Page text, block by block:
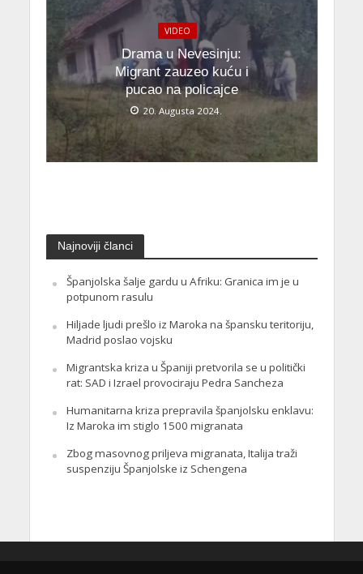
VIDEO
Drama u Nevesinju:
Migrant zauzeo kuću i
pucao na policajce
20. Augusta 2024.
Najnoviji članci
Španjolska šalje gardu u Afriku: Granica im je u
potpunom rasulu
Hiljade ljudi prešlo iz Maroka na špansku teritoriju,
Madrid poslao vojsku
Migrantska kriza u Španiji pretvorila se u politički
rat: SAD i Izrael provociraju Pedra Sancheza
Humanitarna kriza prepravila španjolsku enklavu:
Iz Maroka im stiglo 1500 migranata
Zbog masovnog priljeva migranata, Italija traži
suspenziju Španjolske iz Schengena